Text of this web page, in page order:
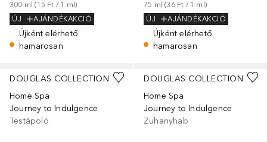
300 ml (15 Ft / 1 ml)
ÚJ
AJÁNDÉKAKCIÓ
Újként elérhető
hamarosan
75 ml (36 Ft / 1 ml )
ÚJ
AJÁNDÉKAKCIÓ
Újként elérhető
hamarosan
DOUGLAS COLLECTION
Home Spa
Journey to Indulgence
Testápoló
DOUGLAS COLLECTION
Home Spa
Journey to Indulgence
Zuhanyhab